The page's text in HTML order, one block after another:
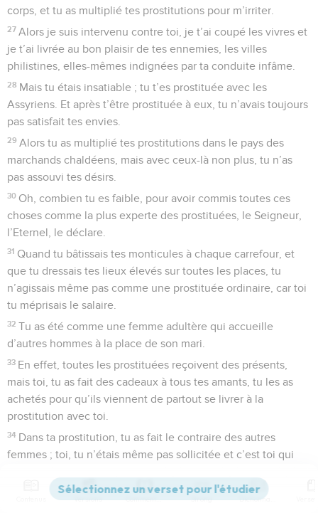
corps, et tu as multiplié tes prostitutions pour m’irriter.
27 Alors je suis intervenu contre toi, je t’ai coupé les vivres et
je t’ai livrée au bon plaisir de tes ennemies, les villes
philistines, elles-mêmes indignées par ta conduite infâme.
28 Mais tu étais insatiable ; tu t’es prostituée avec les
Assyriens. Et après t’être prostituée à eux, tu n’avais toujours
pas satisfait tes envies.
29 Alors tu as multiplié tes prostitutions dans le pays des
marchands chaldéens, mais avec ceux-là non plus, tu n’as
pas assouvi tes désirs.
30 Oh, combien tu es faible, pour avoir commis toutes ces
choses comme la plus experte des prostituées, le Seigneur,
l’Eternel, le déclare.
31 Quand tu bâtissais tes monticules à chaque carrefour, et
que tu dressais tes lieux élevés sur toutes les places, tu
n’agissais même pas comme une prostituée ordinaire, car toi
tu méprisais le salaire.
32 Tu as été comme une femme adultère qui accueille
d’autres hommes à la place de son mari.
33 En effet, toutes les prostituées reçoivent des présents,
mais toi, tu as fait des cadeaux à tous tes amants, tu les as
achetés pour qu’ils viennent de partout se livrer à la
prostitution avec toi.
34 Dans ta prostitution, tu as fait le contraire des autres
femmes ; toi, tu n’étais même pas sollicitée et c’est toi qui
« C’est pourquoi, *prostituée, écoute la parole de
Versions Commentaires Strong